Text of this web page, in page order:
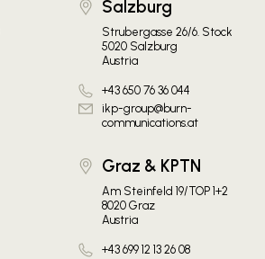
Salzburg
Strubergasse 26/6. Stock
5020 Salzburg
Austria
+43 650 76 36 044
ikp-group@burn-
communications.at
Graz & KPTN
Am Steinfeld 19/TOP 1+2
8020 Graz
Austria
+43 699 12 13 26 08